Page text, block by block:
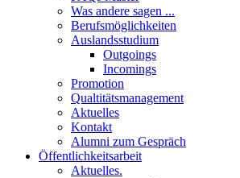
Was andere sagen ...
Berufsmöglichkeiten
Auslandsstudium
Outgoings
Incomings
Promotion
Qualtitätsmanagement
Aktuelles
Kontakt
Alumni zum Gespräch
Öffentlichkeitsarbeit
Aktuelles.